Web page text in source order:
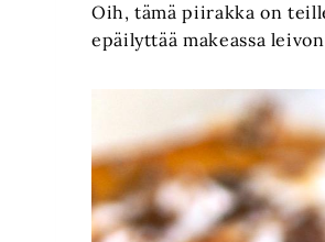
Oih, tämä piirakka on
epäilyttää makeassa